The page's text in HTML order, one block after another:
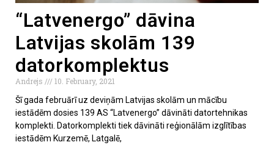
“Latvenergo” dāvina
Latvijas skolām 139
datorkomplektus
Andrejs
10. February, 2021
Šī gada februārī uz deviņām Latvijas skolām un mācību
iestādēm dosies 139 AS “Latvenergo” dāvināti datortehnikas
komplekti. Datorkomplekti tiek dāvināti reģionālām izglītības
iestādēm Kurzemē, Latgalē,